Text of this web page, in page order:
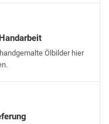
Ölbilder hier